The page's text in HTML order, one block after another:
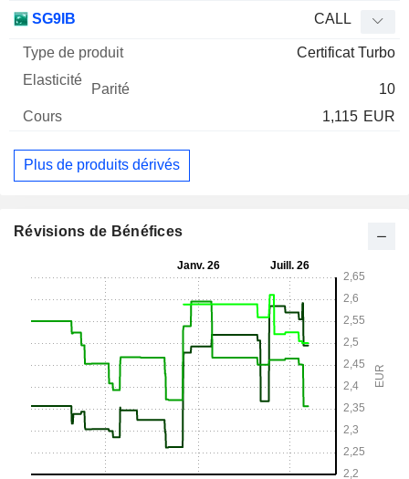
SG9IB CALL
Certificat Turbo
10
1,115 EUR
Plus de produits dérivés
Révisions de Bénéfices